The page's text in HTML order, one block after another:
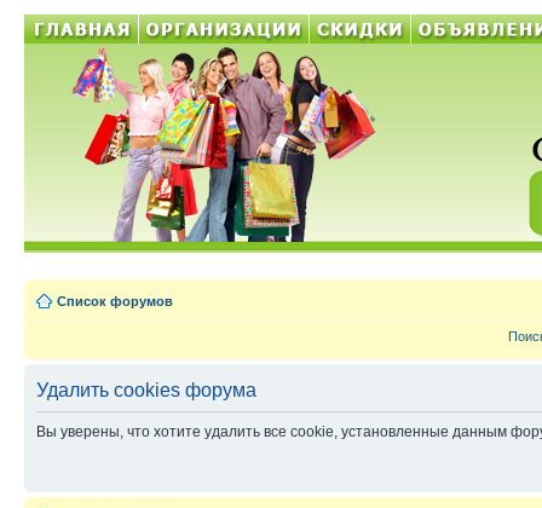
Список форумов
Удалить cookies форума
Вы уверены, что хотите удалить все cookie, установленные данным